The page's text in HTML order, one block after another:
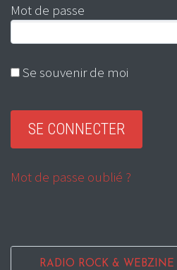
Mot de passe
Se souvenir de moi
Mot de passe oublié ?
RADIO ROCK & WEBZINE